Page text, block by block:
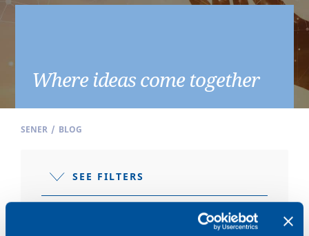
Where ideas come together
SENER / BLOG
SEE FILTERS